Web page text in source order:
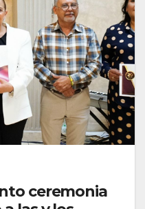
ceremonia